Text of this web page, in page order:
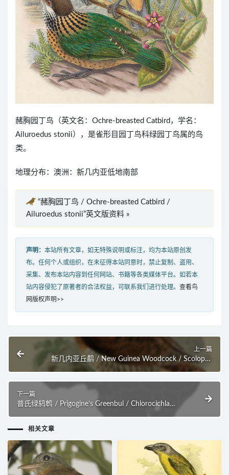
赭胸园丁鸟（英文名：Ochre-breasted Catbird，学名：
Ailuroedus stonii），是雀形目园丁鸟科绿园丁鸟属的鸟
类。
地理分布：澳洲：新几内亚低地南部
“赭胸园丁鸟 / Ochre-breasted Catbird /
Ailuroedus stonii”英文版资料 »
声明： 本站所有文章，如无特殊说明或标注，均为本站原创发
布。任何个人或组织，在未征得本站同意时，禁止复制、盗用、
采集、发布本站内容到任何网站、书籍等各类媒体平台。如若本
站内容侵犯了原著者的合法权益，可联系我们进行处理。 查看鸟
网版权声明>>
上一篇
新几内亚丘鹬 / New Guinea Woodcock / Scolopax
rosenbergii
下一篇
普氏绿鸫鹎 / Prigogine’s Greenbul / Chlorocichla
相关文章